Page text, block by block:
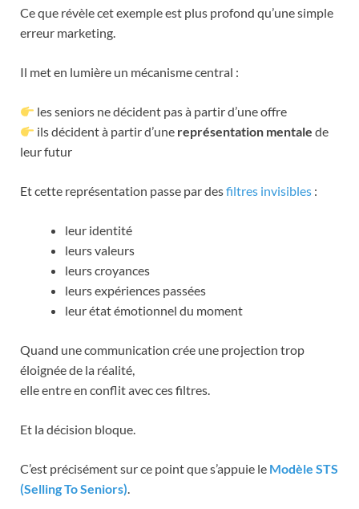
Ce que révèle cet exemple est plus profond qu’une simple
erreur marketing.
Il met en lumière un mécanisme central :
les seniors ne décident pas à partir d’une offre
ils décident à partir d’une représentation mentale de
leur futur
Et cette représentation passe par desfiltres invisibles :
leur identité
leurs valeurs
leurs croyances
leurs expériences passées
leur état émotionnel du moment
Quand une communication crée une projection trop
éloignée de la réalité,
elle entre en conflit avec ces filtres.
Et la décision bloque.
C’est précisément sur ce point que s’appuie le Modèle STS
(Selling To Seniors).